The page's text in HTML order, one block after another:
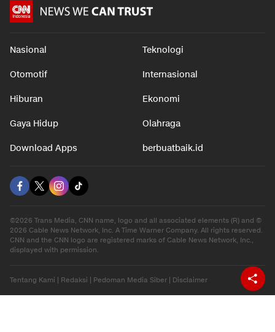
Nasional Teknologi
Otomotif Internasional
Hiburan Ekonomi
Gaya Hidup Olahraga
Download Apps berbuatbaik.id
©2026 Trans Media, CNN name, logo and all associated elements (R) and ©
2026 Cable News Network, Inc. A Time Warner Company. All rights reserved.
CNN and the CNN logo are registered marks of Cable News Network, Inc.,
displayed with permission.
Tentang Kami | Redaksi | Pedoman Media Siber | Disclaimer